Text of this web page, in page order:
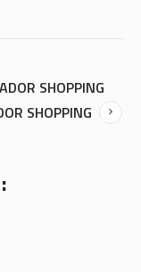
SHOPPING
SHOPPING